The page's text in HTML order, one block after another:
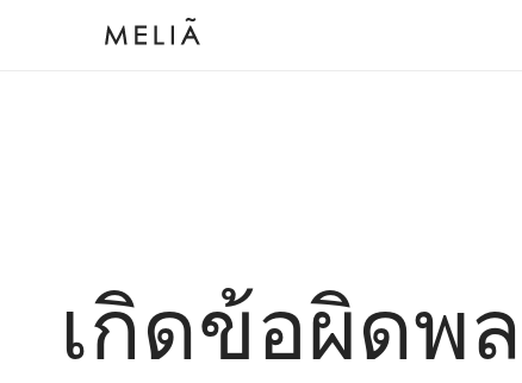
เกิดข้อผิดพ